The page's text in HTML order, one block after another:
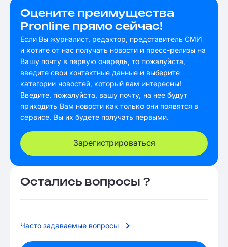
Оцените преимущества
Pronline прямо сейчас!
Если Вы журналист, редактор, представитель СМИ
и хотите от нас получать новости и пресс-релизы на
Вашу почту в первую очередь, то пожалуйста,
введите свои контактные данные и выберите
категории новостей, который вам интересны!
Введите, пожалуйста, вашу почту, на нее будут
приходить Вам новости как только они появятся в
сервисе. Вы их будете получать первыми.
Зарегистрироваться
Остались вопросы ?
Часто задаваемые вопросы